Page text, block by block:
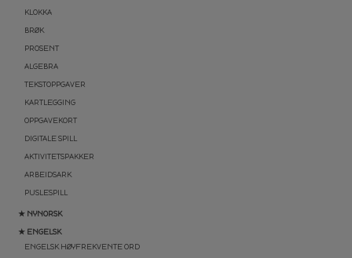
KLOKKA
BRØK
PROSENT
ALGEBRA
TEKSTOPPGAVER
KARTLEGGING
OPPGAVEKORT
DIGITALE SPILL
AKTIVITETSPAKKER
ARBEIDSARK
PUSLESPILL
★ NYNORSK
★ ENGELSK
ENGELSK HØYFREKVENTE ORD